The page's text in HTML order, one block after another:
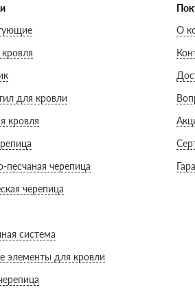
для кровли
кровля
песчаная черепица
черепица
система
элементы для кровли
О